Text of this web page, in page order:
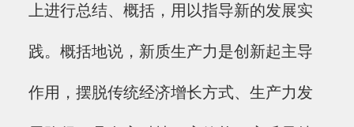
上进行总结、概括，用以指导新的发展实
践。概括地说，新质生产力是创新起主导
作用，摆脱传统经济增长方式、生产力发